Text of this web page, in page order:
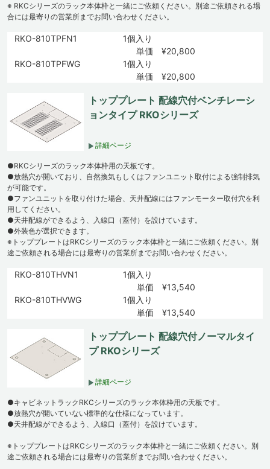
※ RKCシリーズのラック本体枠と一緒にご依頼ください。別途ご依頼される場
合には最寄りの営業所までお問い合わせください。
RKO-810TPFN1
1個入り
単価 ¥20,800
RKO-810TPFWG
1個入り
単価 ¥20,800
トッププレート 配線穴付ベンチレーシ
ョンタイプ RKOシリーズ
詳細ページ
●RKCシリーズのラック本体枠用の天板です。
●放熱穴が開いており、自然換気もしくはファンユニット取付による強制排気
が可能です。
●ファンユニットを取り付けた場合、天井配線にはファンモーター取付穴を利
用してください。
●天井配線ができるよう、入線口（蓋付）を設けています。
●外装色が選択できます。
※トッププレートはRKCシリーズのラック本体枠と一緒にご依頼ください。別
途ご依頼される場合には最寄りの営業所までお問い合わせください。
RKO-810THVN1
1個入り
単価 ¥13,540
RKO-810THVWG
1個入り
単価 ¥13,540
トッププレート 配線穴付ノーマルタイ
プ RKOシリーズ
詳細ページ
●キャビネットラックRKCシリーズのラック本体枠用の天板です。
●放熱穴が開いていない標準的な仕様になっています。
●天井配線ができるよう、入線口（蓋付）を設けています。
※トッププレートはRKCシリーズのラック本体枠と一緒にご依頼ください。別
途ご依頼される場合には最寄りの営業所までお問い合わせください。